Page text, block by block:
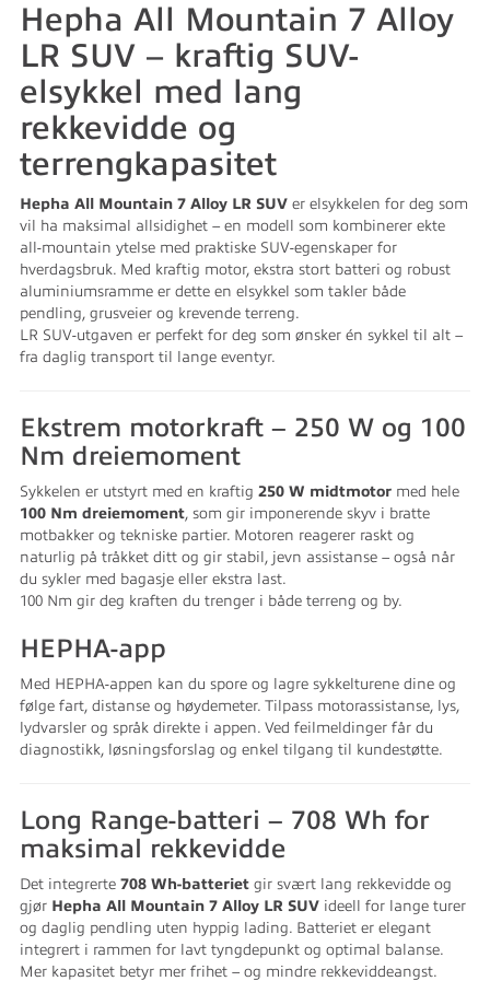
Hepha All Mountain 7 Alloy
LR SUV – kraftig SUV-
elsykkel med lang
rekkevidde og
terrengkapasitet
Hepha All Mountain 7 Alloy LR SUV er elsykkelen for deg som
vil ha maksimal allsidighet – en modell som kombinerer ekte
all-mountain ytelse med praktiske SUV-egenskaper for
hverdagsbruk. Med kraftig motor, ekstra stort batteri og robust
aluminiumsramme er dette en elsykkel som takler både
pendling, grusveier og krevende terreng.
LR SUV-utgaven er perfekt for deg som ønsker én sykkel til alt –
fra daglig transport til lange eventyr.
Ekstrem motorkraft – 250 W og 100
Nm dreiemoment
Sykkelen er utstyrt med en kraftig 250 W midtmotor med hele
100 Nm dreiemoment, som gir imponerende skyv i bratte
motbakker og tekniske partier. Motoren reagerer raskt og
naturlig på tråkket ditt og gir stabil, jevn assistanse – også når
du sykler med bagasje eller ekstra last.
100 Nm gir deg kraften du trenger i både terreng og by.
HEPHA-app
Med HEPHA-appen kan du spore og lagre sykkelturene dine og
følge fart, distanse og høydemeter. Tilpass motorassistanse, lys,
lydvarsler og språk direkte i appen. Ved feilmeldinger får du
diagnostikk, løsningsforslag og enkel tilgang til kundestøtte.
Long Range-batteri – 708 Wh for
maksimal rekkevidde
Det integrerte 708 Wh-batteriet gir svært lang rekkevidde og
gjør Hepha All Mountain 7 Alloy LR SUV ideell for lange turer
og daglig pendling uten hyppig lading. Batteriet er elegant
integrert i rammen for lavt tyngdepunkt og optimal balanse.
Mer kapasitet betyr mer frihet – og mindre rekkeviddeangst.